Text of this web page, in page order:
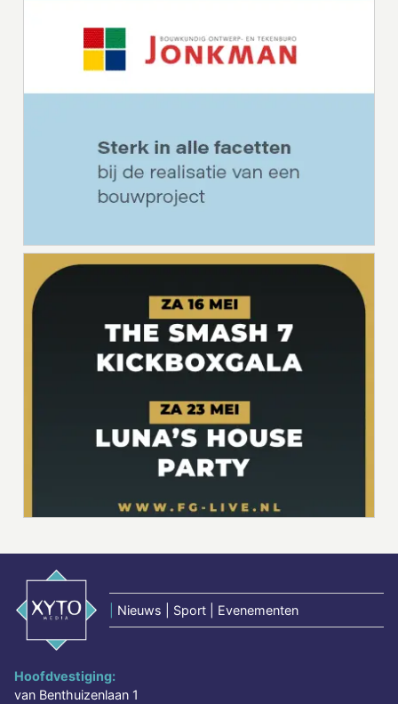
Nieuws | Sport | Evenementen
Hoofdvestiging:
van Benthuizenlaan 1